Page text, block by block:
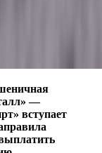
—
вступает